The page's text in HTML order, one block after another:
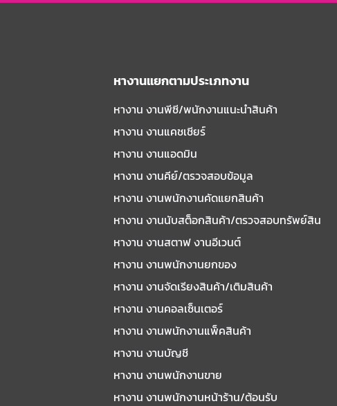
หางานแยกตามประเภทงาน
หางาน งานพีซี/พนักงานแนะนําสินค้า
หางาน งานแคชเชียร์
หางาน งานแอดมิน
หางาน งานคีย์/ตรวจสอบข้อมูล
หางาน งานพนักงานคัดแยกสินค้า
หางาน งานนับสต็อกสินค้า/ตรวจสอบทรัพย์สิน
หางาน งานสตาฟ งานอีเวนต์
หางาน งานพนักงานยกของ
หางาน งานจัดเรียงสินค้า/เติมสินค้า
หางาน งานคอลเซ็นเตอร์
หางาน งานพนักงานแพ็คสินค้า
หางาน งานบัญชี
หางาน งานพนักงานขาย
หางาน งานพนักงานหน้าร้าน/ต้อนรับ